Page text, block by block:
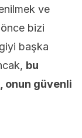
ve
bizi
başka
bu
onun güvenli